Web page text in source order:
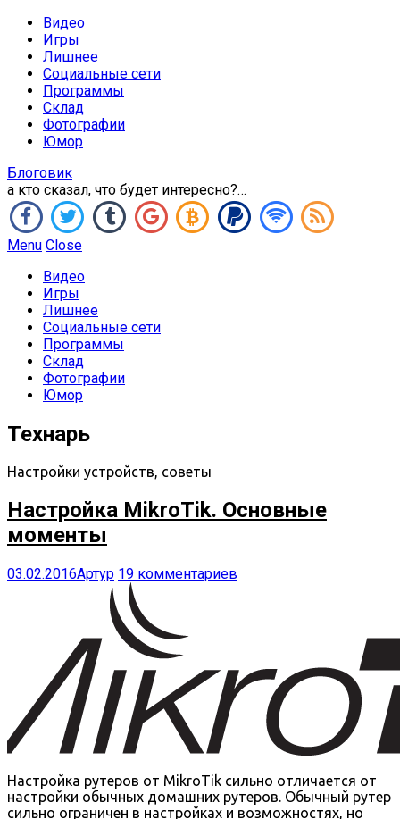
Видео
Игры
Лишнее
Социальные сети
Программы
Склад
Фотографии
Юмор
Блоговик
а кто сказал, что будет интересно?…
Menu Close
Видео
Игры
Лишнее
Социальные сети
Программы
Склад
Фотографии
Юмор
Технарь
Настройки устройств, советы
Настройка MikroTik. Основные
моменты
03.02.2016Артур 19 комментариев
Настройка рутеров от MikroTik сильно отличается от
настройки обычных домашних рутеров. Обычный рутер
сильно ограничен в настройках и возможностях, но